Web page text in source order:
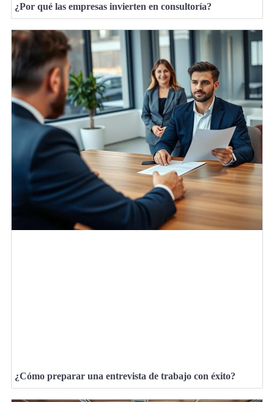
¿Por qué las empresas invierten en consultoría?
¿Cómo preparar una entrevista de trabajo con éxito?